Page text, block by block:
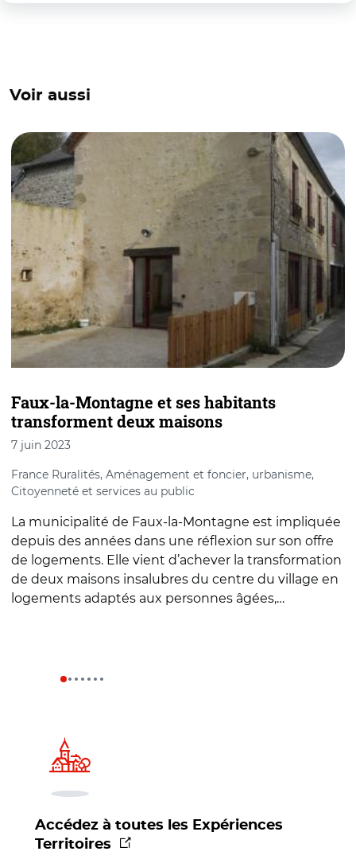
Voir aussi
Faux-la-Montagne et ses habitants
transforment deux maisons
7 juin 2023
France Ruralités, Aménagement et foncier, urbanisme,
Citoyenneté et services au public
La municipalité de Faux-la-Montagne est impliquée
depuis des années dans une réflexion sur son offre
de logements. Elle vient d’achever la transformation
de deux maisons insalubres du centre du village en
logements adaptés aux personnes âgées,…
Accédez à toutes les Expériences
Territoires
(nouvelle fenêtre)